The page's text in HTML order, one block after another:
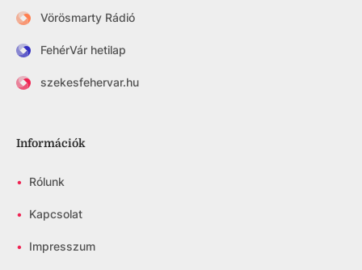
Vörösmarty Rádió
FehérVár hetilap
szekesfehervar.hu
Információk
• Rólunk
• Kapcsolat
• Impresszum